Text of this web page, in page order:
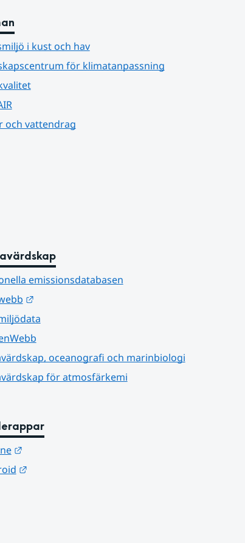
i kust och hav
för klimatanpassning
och vattendrag
emissionsdatabasen
Länk till annan webbplats.
oceanografi och marinbiologi
för atmosfärkemi
Länk till annan webbplats.
Länk till annan webbplats.